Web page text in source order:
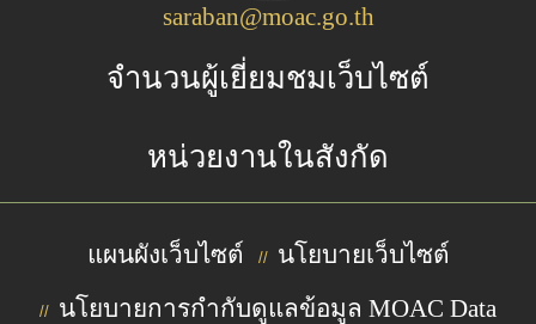
saraban@moac.go.th
จำนวนผู้เยี่ยมชมเว็บไซต์
หน่วยงานในสังกัด
แผนผังเว็บไซต์ // นโยบายเว็บไซต์
// นโยบายการกำกับดูแลข้อมูล MOAC Data